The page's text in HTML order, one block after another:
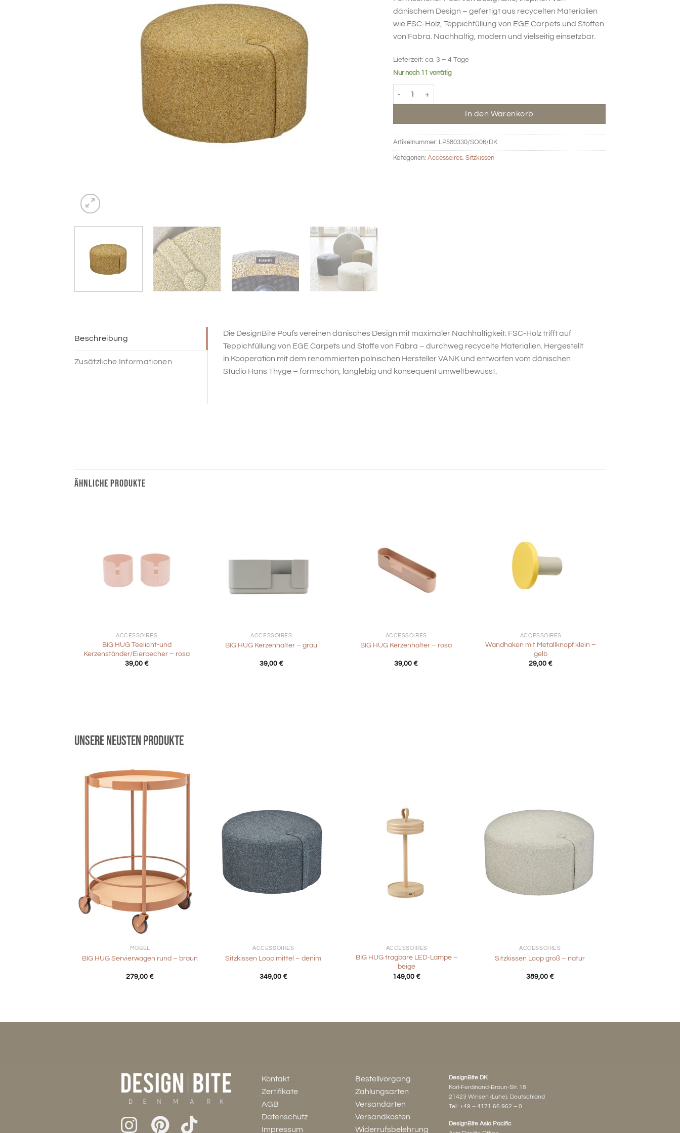
dänischem Design – gefertigt aus recycelten Materialien
wie FSC-Holz, Teppichfüllung von EGE Carpets und Stoffen
von Fabra. Nachhaltig, modern und vielseitig einsetzbar.
Lieferzeit: ca. 3 – 4 Tage
Nur noch 11 vorrätig
In den Warenkorb
Artikelnummer: LP580330/SO06/DK
Kategorien: Accessoires, Sitzkissen
Beschreibung
Zusätzliche Informationen
Die DesignBite Poufs vereinen dänisches Design mit maximaler Nachhaltigkeit: FSC-Holz trifft auf
Teppichfüllung von EGE Carpets und Stoffe von Fabra – durchweg recycelte Materialien. Hergestellt
in Kooperation mit dem renommierten polnischen Hersteller VANK und entworfen vom dänischen
Studio Hans Thyge – formschön, langlebig und konsequent umweltbewusst.
ÄHNLICHE PRODUKTE
ACCESSOIRES
BIG HUG Teelicht-und
Kerzenständer/Eierbecher – rosa
39,00 €
ACCESSOIRES
BIG HUG Kerzenhalter – grau
39,00 €
ACCESSOIRES
BIG HUG Kerzenhalter – rosa
39,00€
ACCESSOIRES
Wandhaken mit Metallknopf klein –
gelb
29,00€
Unsere neusten Produkte
MÖBEL
BIG HUG Servierwagen rund – braun
279,00€
ACCESSOIRES
Sitzkissen Loop mittel – denim
349,00 €
ACCESSOIRES
BIG HUG tragbare LED-Lampe –
beige
149,00€
ACCESSOIRES
Sitzkissen Loop groß – natur
389,00 €
Kontakt
Zertifikate
AGB
Datenschutz
Impressum
Bestellvorgang
Zahlungsarten
Versandarten
Versandkosten
Widerrufsbelehrung
DesignBite DK
Karl-Ferdinand-Braun-Str. 18
21423 Winsen (Luhe), Deutschland
Tel.: +49 – 4171 66 962 – 0
DesignBite Asia Pacific